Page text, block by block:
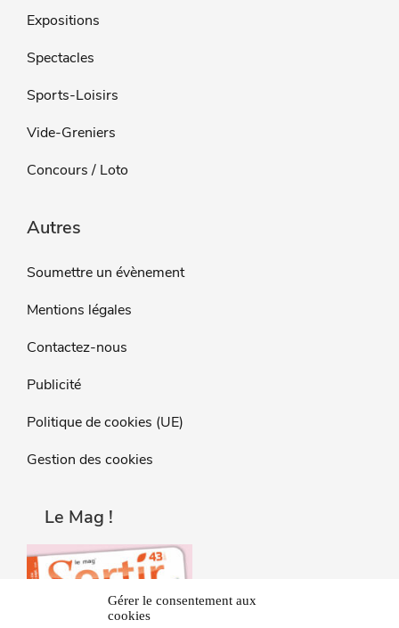
Gérer le consentement aux
cookies
Expositions
Spectacles
Sports-Loisirs
Vide-Greniers
Concours / Loto
Autres
Soumettre un évènement
Mentions légales
Contactez-nous
Publicité
Politique de cookies (UE)
Gestion des cookies
Le Mag !